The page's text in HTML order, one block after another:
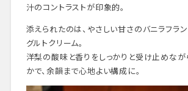
汁のコントラストが印象的。
添えられたのは、やさしい甘さのバニラフラ
グルトクリーム。
洋梨の酸味と香りをしっかりと受け止めなが
かで、余韻まで心地よい構成に。